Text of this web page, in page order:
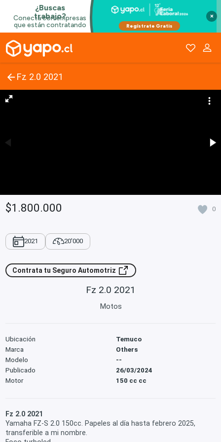
×
Fz 2.0 2021
$1.800.000 0
2021 20'000
Contrata tu Seguro Automotriz
Fz 2.0 2021
Motos
Ubicación
Temuco
Marca
Others
Modelo
--
Publicado
26/03/2024
Motor
150 cc cc
Fz 2.0 2021
Yamaha FZ-S 2.0 150cc. Papeles al día hasta febrero 2025,
transferible a mi nombre.